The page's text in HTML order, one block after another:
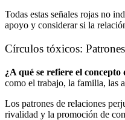
Todas estas señales rojas no
apoyo y considerar si la
Círculos tóxicos:
¿A qué se refiere el concepto
como el trabajo, la familia, las
Los patrones de relaciones
rivalidad y la promoción de